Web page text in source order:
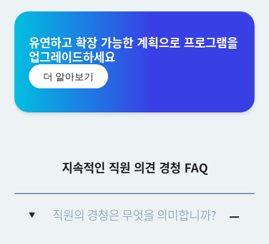
유연하고 확장 가능한 계획으로 프로그램을
업그레이드하세요
더 알아보기
지속적인 직원 의견 경청 FAQ
직원의 경청은 무엇을 의미합니까?